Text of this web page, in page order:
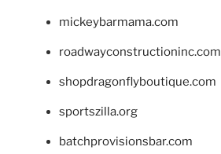
mickeybarmama.com
roadwayconstructioninc.com
shopdragonflyboutique.com
sportszilla.org
batchprovisionsbar.com